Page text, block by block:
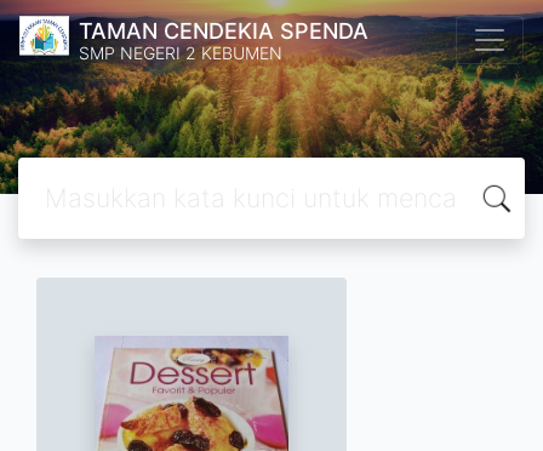
TAMAN CENDEKIA SPENDA
SMP NEGERI 2 KEBUMEN